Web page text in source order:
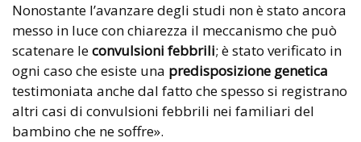
Nonostante l’avanzare degli studi non è stato ancora
messo in luce con chiarezza il meccanismo che può
scatenare leconvulsioni febbrili; è stato verificato in
ogni caso che esiste una predisposizione genetica
testimoniata anche dal fatto che spesso si registrano
altri casi di convulsioni febbrili nei familiari del
bambino che ne soffre».